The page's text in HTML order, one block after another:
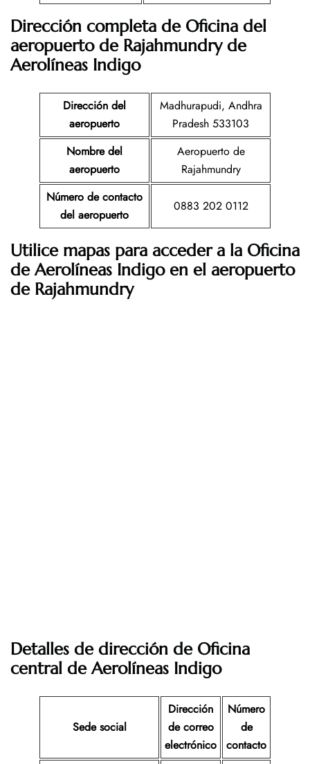
Dirección completa de Oficina del
aeropuerto de Rajahmundry de
Aerolíneas Indigo
Dirección del
aeropuerto
Madhurapudi, Andhra
Pradesh 533103
Nombre del
aeropuerto
Aeropuerto de
Rajahmundry
Número de contacto
del aeropuerto
0883 202 0112
Utilice mapas para acceder a la Oficina
de Aerolíneas Indigo en el aeropuerto
de Rajahmundry
Detalles de dirección de Oficina
central de Aerolíneas Indigo
Sede social
Dirección
de correo
electrónico
Número
de
contacto